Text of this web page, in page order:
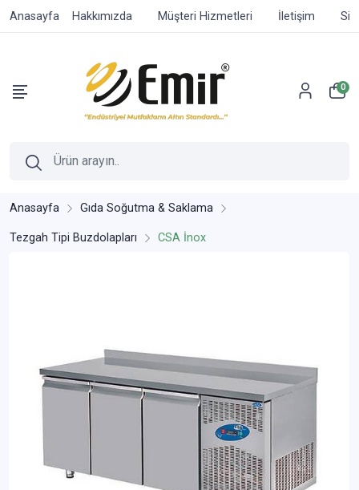
Anasayfa Hakkımızda Müşteri Hizmetleri İletişim
0
Anasayfa Gıda Soğutma & Saklama
Tezgah Tipi Buzdolapları CSA İnox